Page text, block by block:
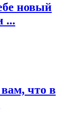
новый
...
что в